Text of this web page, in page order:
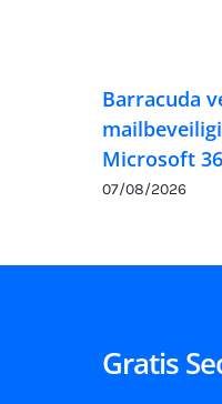
Barracuda
Microsoft
07/08/2026
Gratis